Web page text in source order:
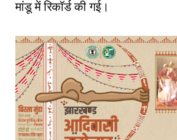
मांडू में रिकॉर्ड की गई।